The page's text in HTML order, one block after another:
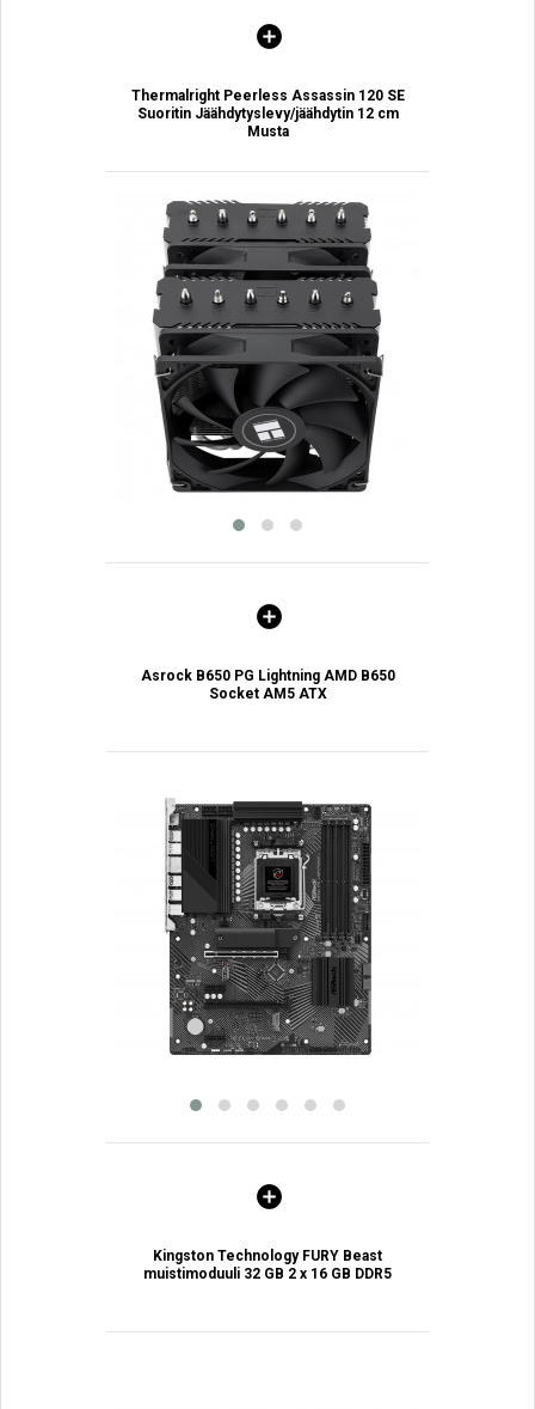
Thermalright Peerless Assassin 120 SE
Suoritin Jäähdytyslevy/jäähdytin 12 cm
Musta
Asrock B650 PG Lightning AMD B650
Socket AM5 ATX
Kingston Technology FURY Beast
muistimoduuli 32 GB 2 x 16 GB DDR5